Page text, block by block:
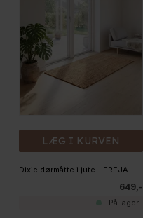
LÆG I KURVEN
649,-
På lager